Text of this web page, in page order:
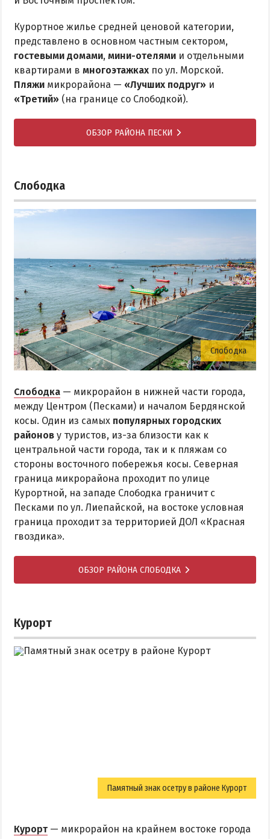
Курортное жилье средней ценовой категории,
представлено в основном частным сектором,
гостевыми домами, мини-отелями и отдельными
квартирами в многоэтажках по ул. Морской.
Пляжи микрорайона — «Лучших подруг» и
«Третий» (на границе со Слободкой).
ОБЗОР РАЙОНА ПЕСКИ
Слободка
Слободка
Слободка — микрорайон в нижней части города,
между Центром (Песками) и началом Бердянской
косы. Один из самых популярных городских
районов у туристов, из-за близости как к
центральной части города, так и к пляжам со
стороны восточного побережья косы. Северная
граница микрорайона проходит по улице
Курортной, на западе Слободка граничит с
Песками по ул. Лиепайской, на востоке условная
граница проходит за территорией ДОЛ «Красная
гвоздика».
ОБЗОР РАЙОНА СЛОБОДКА
Курорт
Памятный знак осетру в районе Курорт
Курорт — микрорайон на крайнем востоке города